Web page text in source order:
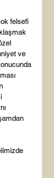
felsefi
ve